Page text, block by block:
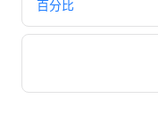
百分比